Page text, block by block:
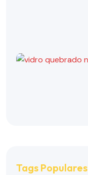
Tags Populares